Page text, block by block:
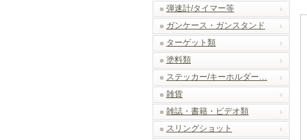
弾速計/タイマー等
ガンケース・ガンスタンド
ターゲット類
塗料類
ステッカー/キーホルダー…
雑貨
雑誌・書籍・ビデオ類
スリングショット